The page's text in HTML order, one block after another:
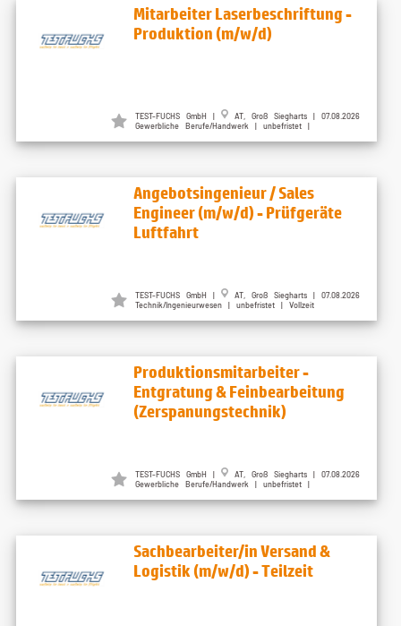
Mitarbeiter Laserbeschriftung -
Produktion (m/w/d)
TEST-FUCHS GmbH |
AT, Groß Siegharts | 07.08.2026
Gewerbliche Berufe/Handwerk | unbefristet |
Angebotsingenieur / Sales
Engineer (m/w/d) - Prüfgeräte
Luftfahrt
TEST-FUCHS GmbH |
AT, Groß Siegharts | 07.08.2026
Technik/Ingenieurwesen | unbefristet | Vollzeit
Produktionsmitarbeiter -
Entgratung & Feinbearbeitung
(Zerspanungstechnik)
TEST-FUCHS GmbH |
AT, Groß Siegharts | 07.08.2026
Gewerbliche Berufe/Handwerk | unbefristet |
Sachbearbeiter/in Versand &
Logistik (m/w/d) - Teilzeit